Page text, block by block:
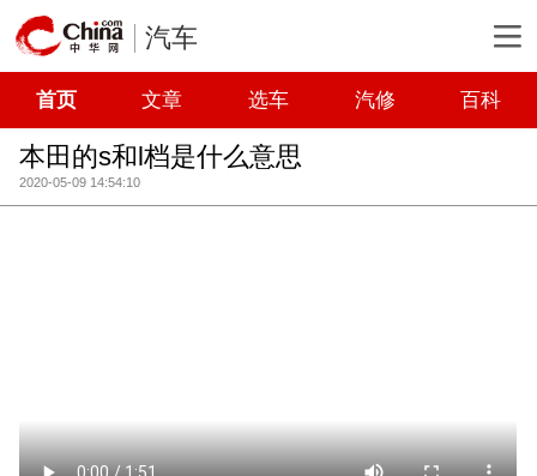
汽车
首页 文章 选车 汽修 百科
本田的s和l档是什么意思
2020-05-09 14:54:10